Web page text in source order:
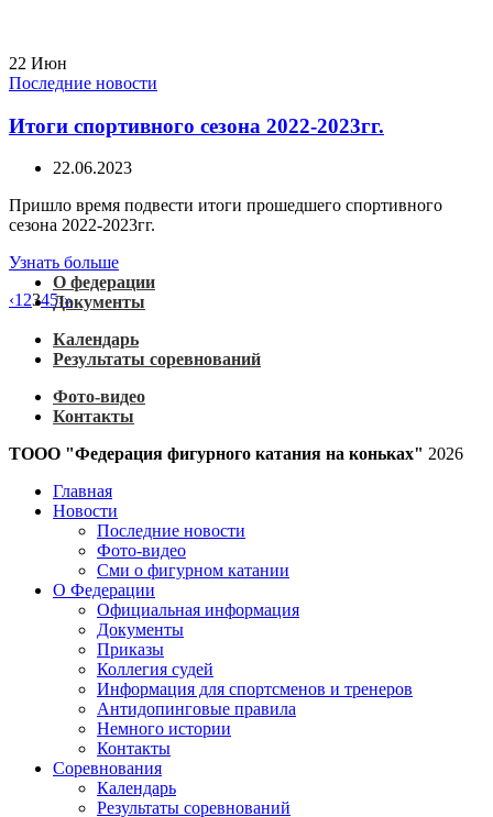
22 Июн
Последние новости
Итоги спортивного сезона 2022-2023гг.
22.06.2023
Пришло время подвести итоги прошедшего спортивного
сезона 2022-2023гг.
Узнать больше
‹1 2345›»
О федерации
Документы
Календарь
Результаты соревнований
Фото-видео
Контакты
ТООО "Федерация фигурного катания на коньках" 2026
Главная
Новости
Последние новости
Фото-видео
Сми о фигурном катании
О Федерации
Официальная информация
Документы
Приказы
Коллегия судей
Информация для спортсменов и тренеров
Антидопинговые правила
Немного истории
Контакты
Соревнования
Календарь
Результаты соревнований